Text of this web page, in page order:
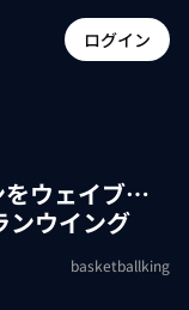
ログイン
をウェイブ…
ンウイング
basketballking